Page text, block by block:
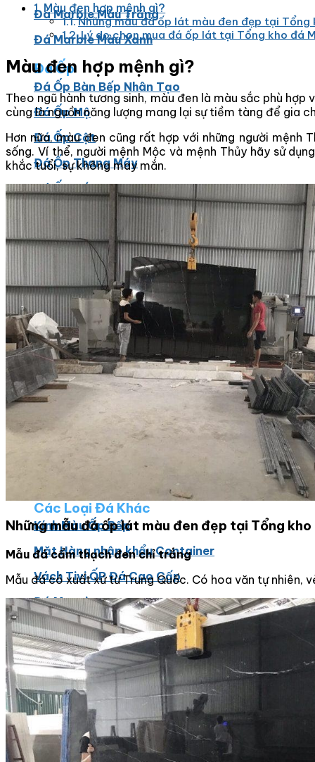
Đá Marble Màu Trắng
Đá Marble Màu Xanh
Đá Ốp
Đá Ốp Bàn Bếp Nhân Tạo​
Đá Ốp Mộ
Đá Ốp Cột
Đá Ốp Thang Máy
Đá Ốp Bếp
Tranh đá
Tranh Đá Marble Đối Xứng
Tranh Đá Thạch Anh Đối Xứng
Tranh Đá Sơn Thủy Xuyên Sáng
Tranh Đá Granite Đối Xứng
Tranh Đá Xuyên Sáng Onyx
Đá Nội Thất
Chậu Lavabo Đá
Mặt Bàn Lavabo Đá
Đá Bàn Bếp Cao Cấp
Các Loại Đá Khác
Kính Màu Ốp Bếp
Mặt Hàng nhập khẩu Container
Vách Tivi ỐP Đá Cao Cấp
Đá Mosaic
Đá Limestone
Đá Onyx
Hoa Văn Đá
Đá Ốp Mặt Tiền
Đá Quartz Alpilus
Đá Alpilus Brazil
Màu đen hợp mệnh gì?
Những mẫu đá ốp lát màu đen đẹp tại Tổng
Lý do chọn mua đá ốp lát tại Tổng kho đá
Màu đen hợp mệnh gì?
Theo ngũ hành tương sinh, màu đen là màu sắc phù
cùng là nguồn năng lượng mang lại sự tiềm tàng để gia
Hơn nữa, màu đen cũng rất hợp với những người mệnh
sống. Ví thể, người mệnh Mộc và mệnh Thủy hãy sử
khắc tuổi, sự không may mắn.
Những mẫu đá ốp lát màu đen đẹp tại Tổng kho
Mẫu đá cẩm thạch đen chỉ trắng
Mẫu đá có xuất xứ từ Trung Quốc. Có hoa văn tự